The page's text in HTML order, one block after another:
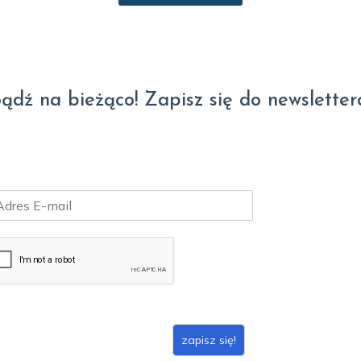
na bieżąco! Zapisz się do
zapisz się!